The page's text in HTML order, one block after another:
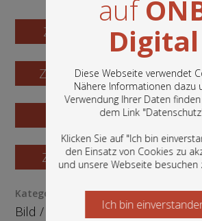
auf
Digital
Diese Webseite verwendet
Nähere Informationen dazu
Verwendung Ihrer Daten
dem Link "Datenschutz
Klicken Sie auf "Ich bin
den Einsatz von Cookies zu
und unsere Webseite besuchen
In diesem Portal finden Sie
Bestände der
Nationalbibliothek: Bücher,
Grafiken und vieles
Ich bin
Starten Sie jetzt
Zum Digitalisat
Zum Katalogisat
Zur Vorschau
Zur Bestellung
Kategorie / Medientyp
Bild/ Fotografie